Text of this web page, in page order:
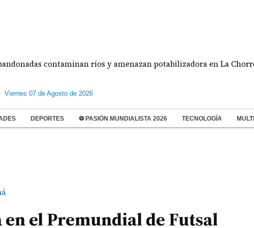
contaminan ríos y amenazan potabilizadora en La Chorrera
Viernes 07 de Agosto de 2026
DEPORTES ⚽ PASIÓN MUNDIALISTA 2026 TECNOLOGÍA
en el Premundial de Futsal